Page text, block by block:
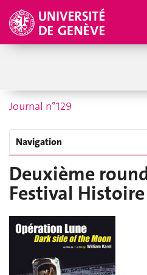
Journal n°129
Navigation
Deuxième
Festival